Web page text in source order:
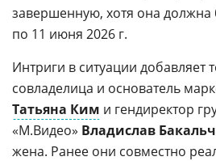
завершенную, хотя она должна
по 11 июня 2026 г.
Интриги в ситуации добавляет
совладелица и основатель
Татьяна Ким и гендиректор
«М.Видео» Владислав
жена. Ранее они совместно